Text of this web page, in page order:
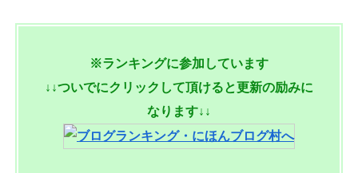
※ランキングに参加しています
↓↓ついでにクリックして頂けると更新の励みに
なります↓↓